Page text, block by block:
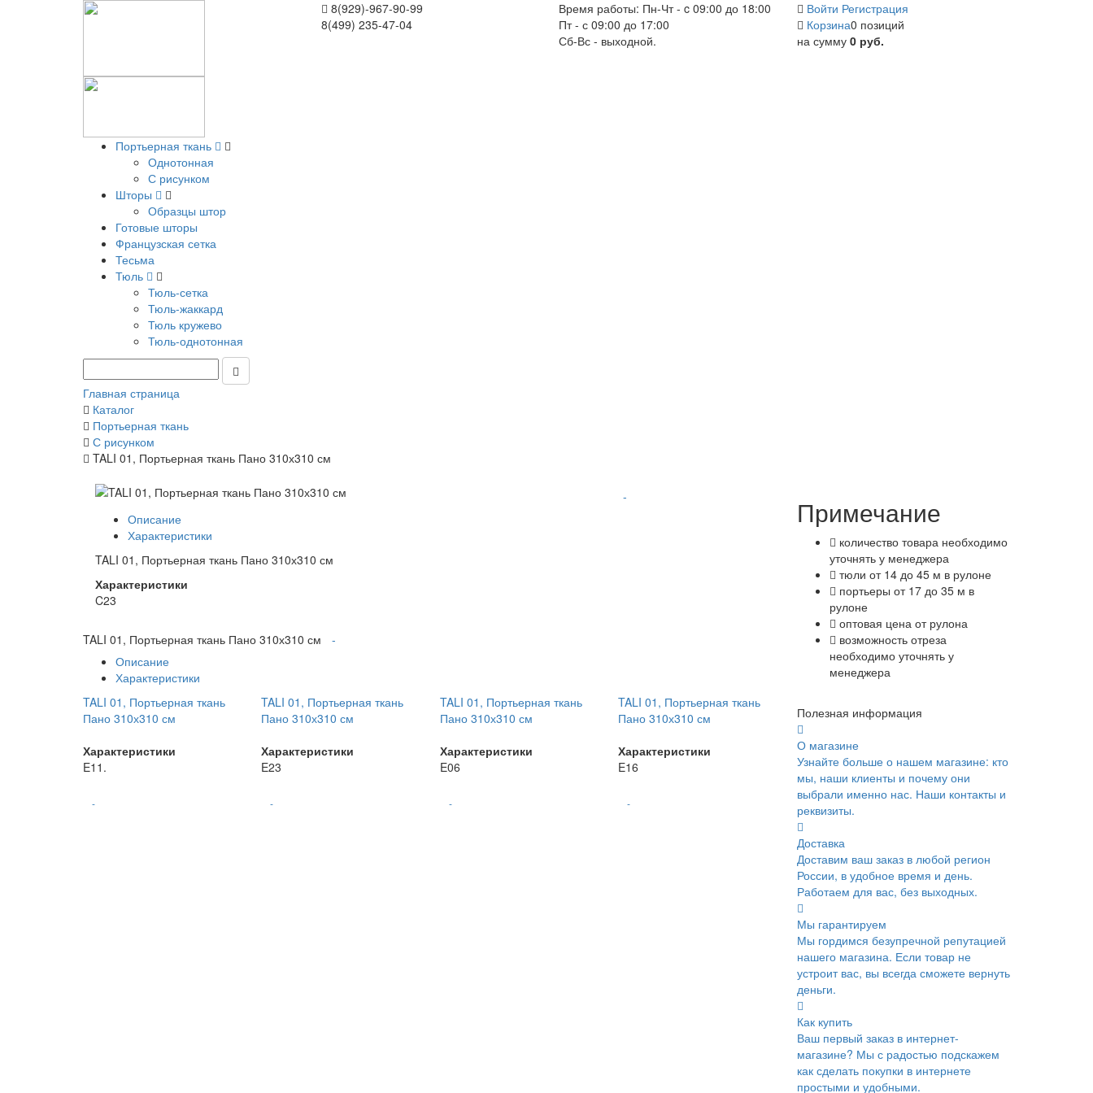
8(929)-967-90-99
8(499) 235-47-04
Время работы: Пн-Чт - c 09:00 до 18:00
Пт - с 09:00 до 17:00
Сб-Вс - выходной.
Войти Регистрация
Корзина0 позиций
на сумму 0 руб.
Портьерная ткань
Однотонная
С рисунком
Шторы
Образцы штор
Готовые шторы
Французская сетка
Тесьма
Тюль
Тюль-сетка
Тюль-жаккард
Тюль кружево
Тюль-однотонная
Главная страница
Каталог
Портьерная ткань
С рисунком
TALI 01, Портьерная ткань Пано 310х310 см
-
Описание
Характеристики
TALI 01, Портьерная ткань Пано 310х310 см
Характеристики
C23
TALI 01, Портьерная ткань Пано 310х310 см
-
Описание
Характеристики
TALI 01, Портьерная ткань
Пано 310х310 см
Характеристики
E11.
-
TALI 01, Портьерная ткань
Пано 310х310 см
Характеристики
E23
-
TALI 01, Портьерная ткань
Пано 310х310 см
Характеристики
E06
-
TALI 01, Портьерная ткань
Пано 310х310 см
Характеристики
E16
-
Примечание
количество товара необходимо
уточнять у менеджера
тюли от 14 до 45 м в рулоне
портьеры от 17 до 35 м в
рулоне
оптовая цена от рулона
возможность отреза
необходимо уточнять у
менеджера
Полезная информация
О магазине
Узнайте больше о нашем магазине: кто
мы, наши клиенты и почему они
выбрали именно нас. Наши контакты и
реквизиты.
Доставка
Доставим ваш заказ в любой регион
России, в удобное время и день.
Работаем для вас, без выходных.
Мы гарантируем
Мы гордимся безупречной репутацией
нашего магазина. Если товар не
устроит вас, вы всегда сможете вернуть
деньги.
Как купить
Ваш первый заказ в интернет-
магазине? Мы с радостью подскажем
как сделать покупки в интернете
простыми и удобными.